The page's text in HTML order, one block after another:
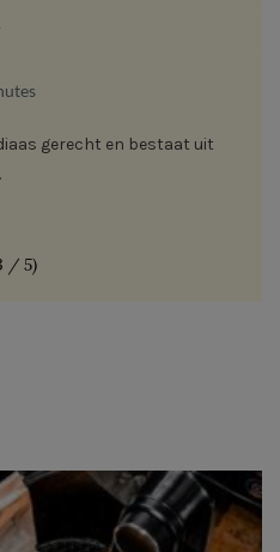
gerecht en bestaat uit
/ 5)